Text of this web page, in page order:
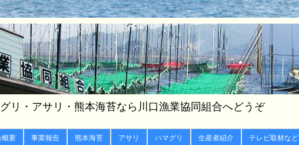
リ・アサリ・熊本海苔なら川口漁業協同組合へどうぞ
概要 事業報告 熊本海苔 アサリ ハマグリ 生産者紹介 テレビ取材など